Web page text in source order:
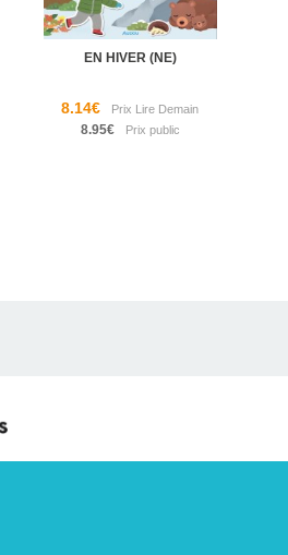
EN HIVER (NE)
8.14€
8.95€